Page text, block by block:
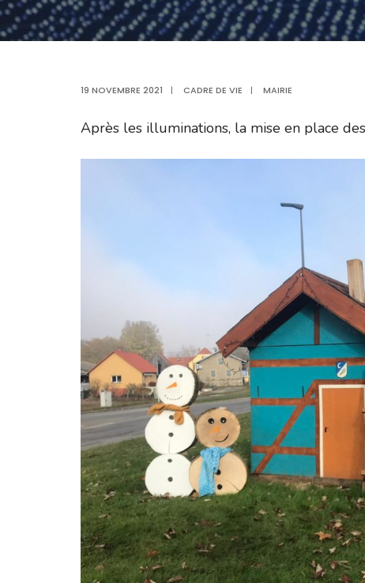
19 NOVEMBRE 2021 | CADRE DE VIE | MAIRIE
Après les illuminations, la mise en place